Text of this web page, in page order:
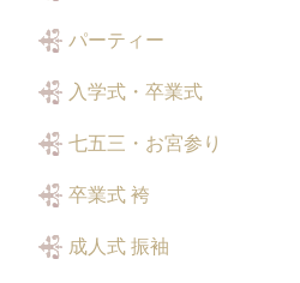
パーティー
入学式・卒業式
七五三・お宮参り
卒業式 袴
成人式 振袖